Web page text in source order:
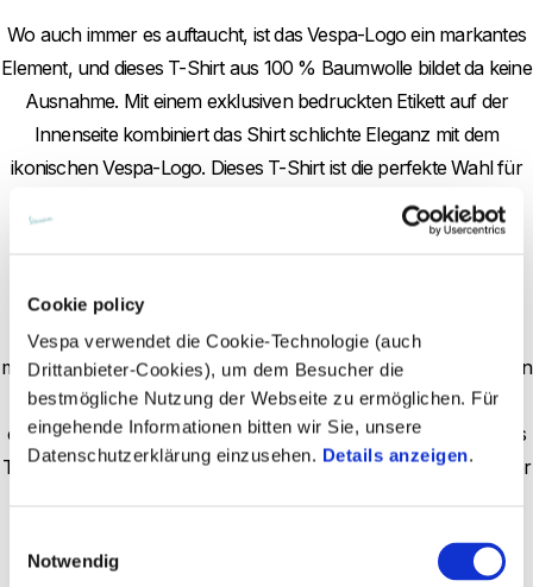
Cookie policy
Vespa verwendet die Cookie-Technologie (auch
Drittanbieter-Cookies), um dem Besucher die
bestmögliche Nutzung der Webseite zu ermöglichen. Für
eingehende Informationen bitten wir Sie, unsere
Datenschutzerklärung einzusehen. Details anzeigen.
Notwendig
Wo auch immer es auftaucht, ist das Vespa-Logo ein markantes
Element, und dieses T-Shirt aus 100 % Baumwolle bildet da keine
Ausnahme. Mit einem exklusiven bedruckten Etikett auf der
Innenseite kombiniert das Shirt schlichte Eleganz mit dem
ikonischen Vespa-Logo. Dieses T-Shirt ist die perfekte Wahl für
alle, die ihren Look schlicht halten und dennoch ein Statement
setzen möchten. Der weiche Baumwollstoff sorgt für hohen
Das Vespa-Logo auf der Brust fügt eine Retro-Note hinzu, die
dem Shirt eine besondere Identität verleiht. Das Design ist
minimalistisch, was es leicht macht, das T-Shirt mit verschiedenen
Outfits zu kombinieren. Ob mit Jeans für einen lässigen Look
oder unter einem Blazer für einen etwas schickeren Stil – dieses
T-Shirt ist vielseitig und zeitlos. Es eignet sich sowohl für Fans der